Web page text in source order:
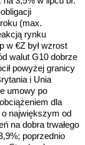
(max.
rynku
w €Z był wzrost
walut G10 dobrze
powyżej granicy
i Unia
umowy po
dla
największym od
na dobra trwałego
poprzednio